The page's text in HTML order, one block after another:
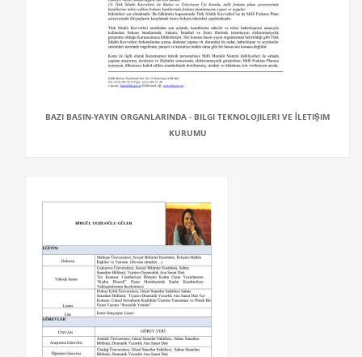
BAZI BASIN-YAYIN ORGANLARINDA - BILGI TEKNOLOJILERI VE İLETIŞIM
KURUMU